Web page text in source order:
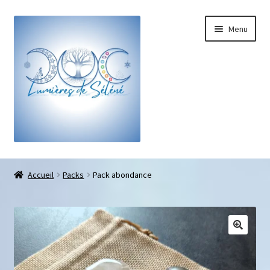
Menu
Boutique
Galets pouce anti-stress
Pendentifs sifflet et fioles
Accueil Packs Pack abondance